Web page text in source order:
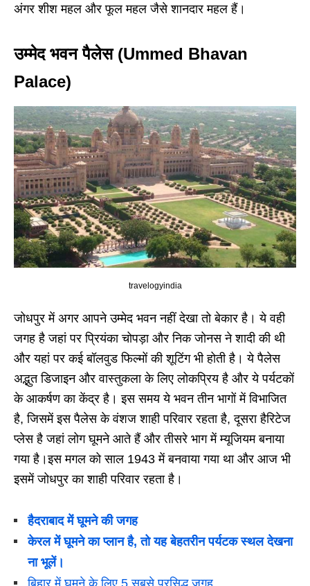
अंगर शीश महल और फूल महल जैसे शानदार महल हैं।
उम्मेद भवन पैलेस (Ummed Bhavan
Palace)
travelogyindia
जोधपुर में अगर आपने उम्मेद भवन नहीं देखा तो बेकार है। ये वही
जगह है जहां पर प्रियंका चोपड़ा और निक जोनस ने शादी की थी
और यहां पर कई बॉलवुड फिल्मों की शूटिंग भी होती है। ये पैलेस
अद्भुत डिजाइन और वास्तुकला के लिए लोकप्रिय है और ये पर्यटकों
के आकर्षण का केंद्र है। इस समय ये भवन तीन भागों में विभाजित
है, जिसमें इस पैलेस के वंशज शाही परिवार रहता है, दूसरा हैरिटेज
प्लेस है जहां लोग घूमने आते हैं और तीसरे भाग में म्यूजियम बनाया
गया है।इस मगल को साल 1943 में बनवाया गया था और आज भी
इसमें जोधपुर का शाही परिवार रहता है।
हैदराबाद में घूमने की जगह
केरल में घूमने का प्लान है, तो यह बेहतरीन पर्यटक स्थल देखना
ना भूलें।
बिहार में घूमने के लिए 5 सबसे प्रसिद्ध जगह